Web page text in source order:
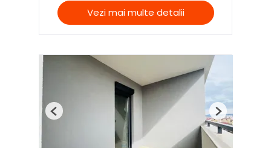
Vezi mai multe detalii
Previous Next